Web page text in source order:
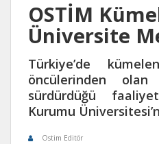
OSTİM
Üniversite
Türkiye’de
öncülerinden olan
sürdürdüğü
Kurumu
Ostim Editör